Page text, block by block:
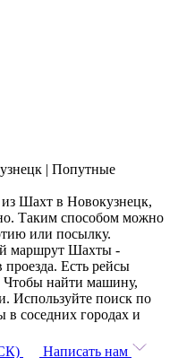
| Попутные
из Шахт в Новокузнецк,
Таким способом можно
или посылку.
маршрут Шахты -
Есть рейсы
Чтобы найти машину,
Используйте поиск по
в соседних городах и
Написать нам